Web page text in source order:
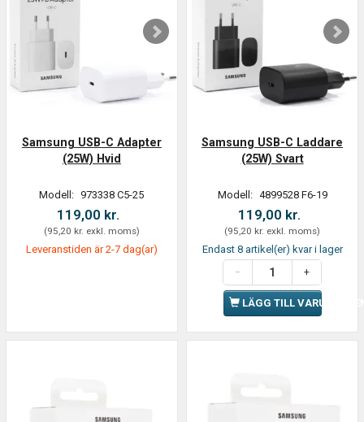
Samsung USB-C Adapter
(25W) Hvid
Modell: 973338 C5-25
119,00 kr.
(95,20 kr. exkl. moms)
Leveranstiden är 2-7 dag(ar)
Samsung USB-C Laddare
(25W) Svart
Modell: 4899528 F6-19
119,00 kr.
(95,20 kr. exkl. moms)
Endast 8 artikel(er) kvar i lager
LÄGG TILL